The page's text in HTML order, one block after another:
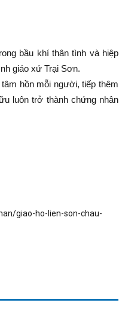
bầu khí thân tình và hiệp
giáo xứ Trại Sơn.
hồn mỗi người, tiếp thêm
luôn trở thành chứng nhân
giao-ho-lien-son-chau-